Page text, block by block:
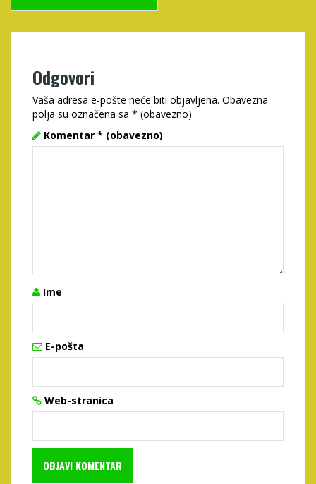
Odgovori
Vaša adresa e-pošte neće biti objavljena. Obavezna
polja su označena sa * (obavezno)
Komentar * (obavezno)
Ime
E-pošta
Web-stranica